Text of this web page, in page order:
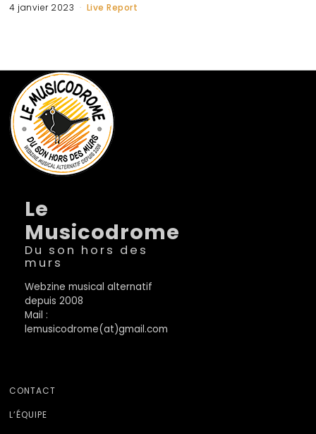
4 janvier 2023 Live Report
Le
Musicodrome
Du son hors des
murs
Webzine musical alternatif
depuis 2008
Mail :
lemusicodrome(at)gmail.com
CONTACT
L’ÉQUIPE